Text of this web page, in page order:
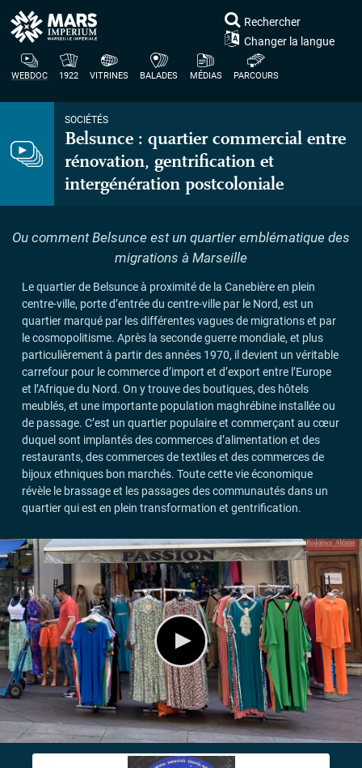
WEBDOC 1922 VITRINES BALADES MÉDIAS PARCOURS
Rechercher
Changer la langue
SOCIÉTÉS
Belsunce : quartier commercial entre
rénovation, gentrification et
intergénération postcoloniale
Ou comment Belsunce est un quartier emblématique des
migrations à Marseille
Le quartier de Belsunce à proximité de la Canebière en plein
centre-ville, porte d’entrée du centre-ville par le Nord, est un
quartier marqué par les différentes vagues de migrations et par
le cosmopolitisme. Après la seconde guerre mondiale, et plus
particulièrement à partir des années 1970, il devient un véritable
carrefour pour le commerce d’import et d’export entre l’Europe
et l’Afrique du Nord. On y trouve des boutiques, des hôtels
meublés, et une importante population maghrébine installée ou
de passage. C’est un quartier populaire et commerçant au cœur
duquel sont implantés des commerces d’alimentation et des
restaurants, des commerces de textiles et des commerces de
bijoux ethniques bon marchés. Toute cette vie économique
révèle le brassage et les passages des communautés dans un
quartier qui est en plein transformation et gentrification.